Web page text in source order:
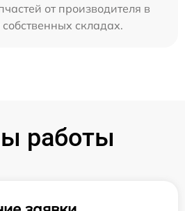
от производителя в
складах.
работы